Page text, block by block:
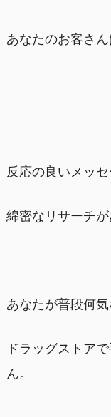
あなたのお客さ
反応の良いメッセ
綿密なリサーチが
あなたが普段何気
ドラッグストア
ん。